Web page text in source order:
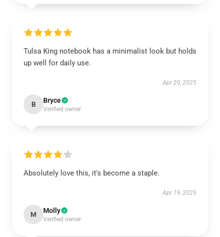
Tulsa King notebook has a minimalist look but holds
up well for daily use.
Apr 20, 2025
B Bryce
Verified owner
Absolutely love this, it's become a staple.
Apr 19, 2025
M Molly
Verified owner